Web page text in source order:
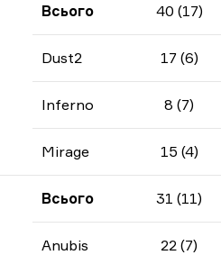
Всього 40 (17)
Dust2 17 (6)
Inferno 8 (7)
Mirage 15 (4)
Всього 31 (11)
Anubis 22 (7)